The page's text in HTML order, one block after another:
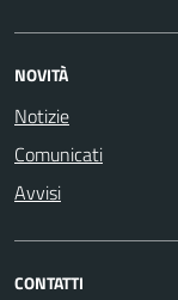
NOVITÀ
Notizie
Comunicati
Avvisi
CONTATTI